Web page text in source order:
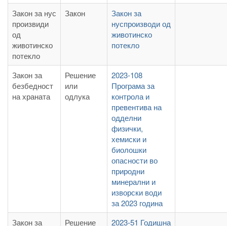
Закон за нус
произвиди
од
животинско
потекло
Закон
Закон за
нуспроизводи од
животинско
потекло
Закон за
безбедност
на храната
Решение
или
одлука
2023-108
Програма за
контрола и
превентива на
одделни
физички,
хемиски и
биолошки
опасности во
природни
минерални и
изворски води
за 2023 година
Закон за
Решение
2023-51 Годишна